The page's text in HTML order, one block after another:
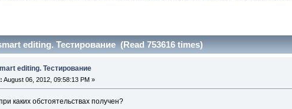
editing. Тестирование (Read 753616 times)
editing. Тестирование
August 06, 2012, 09:58:13 PM »
каких обстоятельствах получен?